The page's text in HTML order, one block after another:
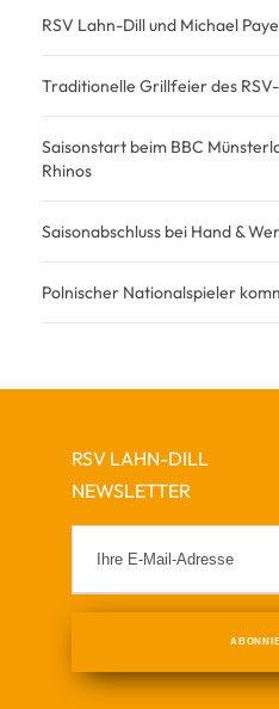
RSV Lahn-Dill und Michael
Traditionelle Grillfeier des
Saisonstart beim BBC
Rhinos
Saisonabschluss bei Hand &
Polnischer Nationalspieler
RSV LAHN-DILL
NEWSLETTER